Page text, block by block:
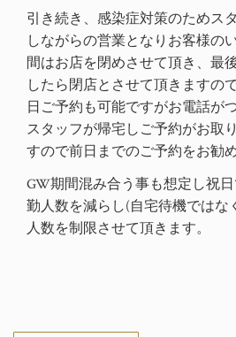
引き続き、感染症対策のためス
しながらの営業となりお客様の
間はお店を閉めさせて頂き、最
したら閉店とさせて頂きますの
日ご予約も可能ですがお電話が
スタッフが帰宅しご予約がお取
すので前日までのご予約をお勧
GW期間混み合う事も想定し祝
勤人数を減らし(自宅待機ではな
人数を制限させて頂きます。